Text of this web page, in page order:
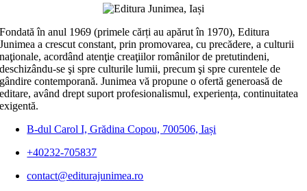
Fondată în anul 1969 (primele cărți au apărut în 1970), Editura
Junimea a crescut constant, prin promovarea, cu precădere, a culturii
naţionale, acordând atenţie creaţiilor românilor de pretutindeni,
deschizându-se şi spre culturile lumii, precum şi spre curentele de
gândire contemporană. Junimea vă propune o ofertă generoasă de
editare, având drept suport profesionalismul, experiența, continuitatea
exigentă.
B-dul Carol I, Grădina Copou, 700506, Iași
+40232-705837
contact@editurajunimea.ro